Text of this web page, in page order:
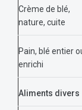
Crème de blé,
nature, cuite
Pain, blé entier
enrichi
Aliments divers